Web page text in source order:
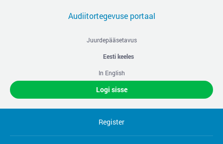
Audiitortegevuse portaal
Juurdepääsetavus
Eesti keeles
In English
Logi sisse
Register